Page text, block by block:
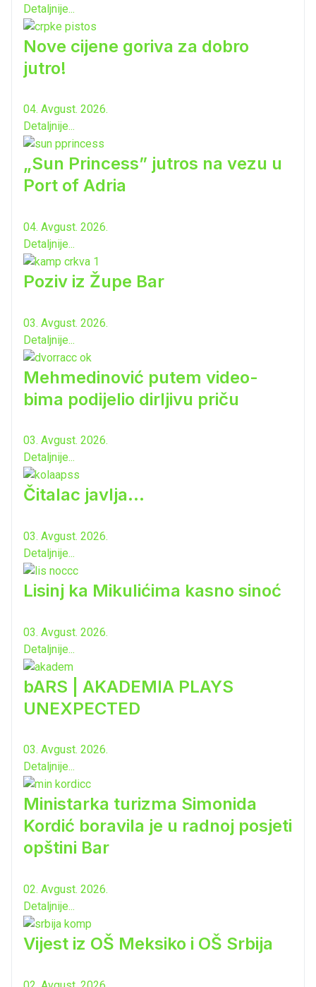
Detaljnije...
Nove cijene goriva za dobro
jutro!
04. Avgust. 2026.
Detaljnije...
„Sun Princess” jutros na vezu u
Port of Adria
04. Avgust. 2026.
Detaljnije...
Poziv iz Župe Bar
03. Avgust. 2026.
Detaljnije...
Mehmedinović putem video-
bima podijelio dirljivu priču
03. Avgust. 2026.
Detaljnije...
Čitalac javlja...
03. Avgust. 2026.
Detaljnije...
Lisinj ka Mikulićima kasno sinoć
03. Avgust. 2026.
Detaljnije...
bARS | AKADEMIA PLAYS
UNEXPECTED
03. Avgust. 2026.
Detaljnije...
Ministarka turizma Simonida
Kordić boravila je u radnoj posjeti
opštini Bar
02. Avgust. 2026.
Detaljnije...
Vijest iz OŠ Meksiko i OŠ Srbija